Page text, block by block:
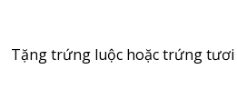
Tặng trứng luộc hoặc trứng tươi